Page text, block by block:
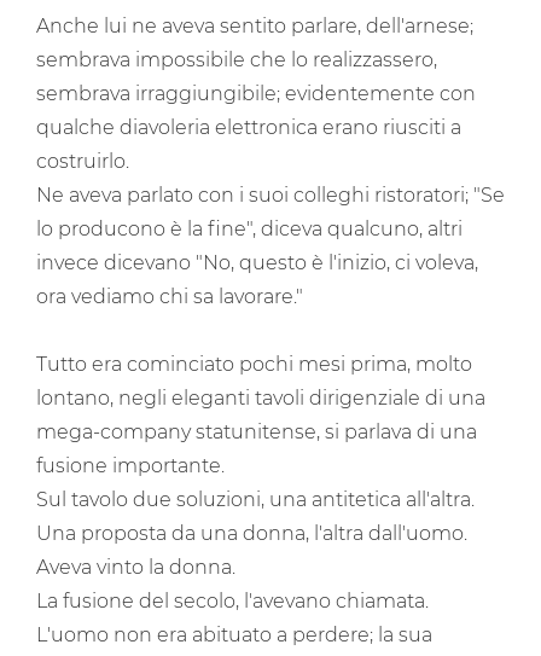
Anche lui ne aveva sentito parlare, dell'arnese;
sembrava impossibile che lo realizzassero,
sembrava irraggiungibile; evidentemente con
qualche diavoleria elettronica erano riusciti a
costruirlo.
Ne aveva parlato con i suoi colleghi ristoratori; "Se
lo producono è la fine", diceva qualcuno, altri
invece dicevano "No, questo è l'inizio, ci voleva,
ora vediamo chi sa lavorare."
Tutto era cominciato pochi mesi prima, molto
lontano, negli eleganti tavoli dirigenziale di una
mega-company statunitense, si parlava di una
fusione importante.
Sul tavolo due soluzioni, una antitetica all'altra.
Una proposta da una donna, l'altra dall'uomo.
Aveva vinto la donna.
La fusione del secolo, l'avevano chiamata.
L'uomo non era abituato a perdere; la sua